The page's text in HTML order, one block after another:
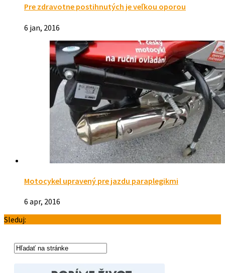
Pre zdravotne postihnutých je veľkou oporou
6 jan, 2016
Motocykel upravený pre jazdu paraplegikmi
6 apr, 2016
Sleduj: